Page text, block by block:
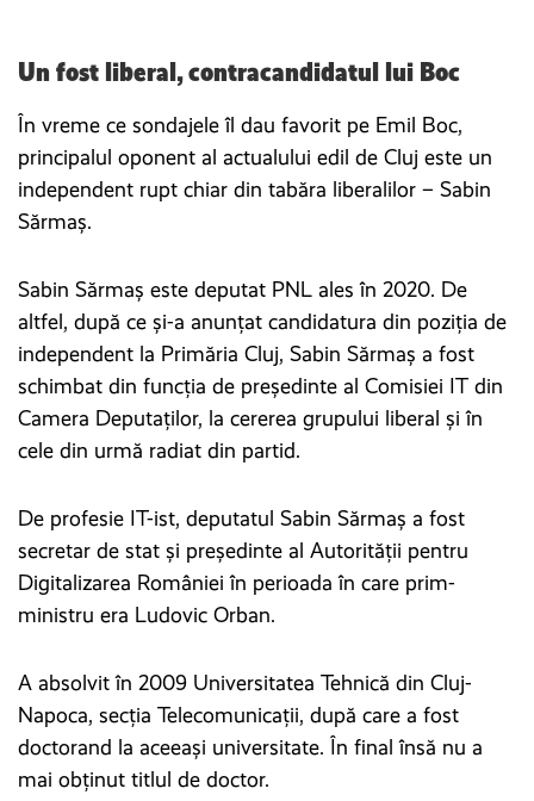
Un fost liberal, contracandidatul lui Boc
În vreme ce sondajele îl dau favorit pe Emil Boc,
principalul oponent al actualului edil de Cluj este un
independent rupt chiar din tabăra liberalilor – Sabin
Sărmaș.
Sabin Sărmaș este deputat PNL ales în 2020. De
altfel, după ce și-a anunțat candidatura din poziția de
independent la Primăria Cluj, Sabin Sărmaș a fost
schimbat din funcția de președinte al Comisiei IT din
Camera Deputaților, la cererea grupului liberal și în
cele din urmă radiat din partid.
De profesie IT-ist, deputatul Sabin Sărmaș a fost
secretar de stat și președinte al Autorităţii pentru
Digitalizarea României în perioada în care prim-
ministru era Ludovic Orban.
A absolvit în 2009 Universitatea Tehnică din Cluj-
Napoca, secția Telecomunicații, după care a fost
doctorand la aceeași universitate. În final însă nu a
mai obținut titlul de doctor.